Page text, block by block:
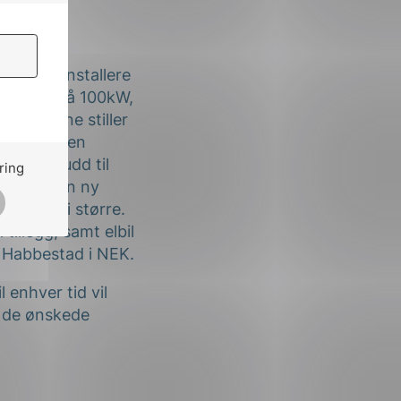
til å installere
er på 100kW,
stiller
derfor en
for tilskudd til
en ny
bli større.
tillegg, samt elbil
i NEK.
enhver tid vil
ønskede